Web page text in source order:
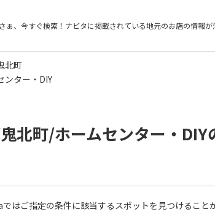
さぁ、今すぐ検索！ ナビタに掲載されている地元のお店の情報が
北町
ンター・DIY
北町/ホームセンター・DIY
はご指定の条件に該当するスポットを見つけること